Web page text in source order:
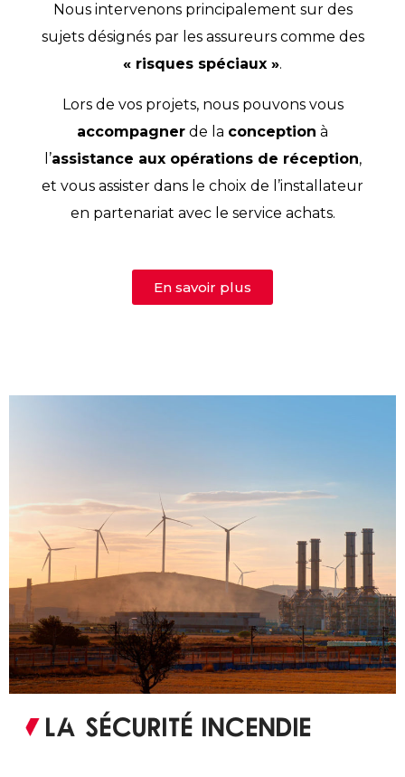
Nous intervenons principalement sur des
sujets désignés par les assureurs comme des
« risques spéciaux ».
Lors de vos projets, nous pouvons vous
accompagner de la conception à
l’assistance aux opérations de réception,
et vous assister dans le choix de l’installateur
en partenariat avec le service achats.
En savoir plus
LA SÉCURITÉ INCENDIE